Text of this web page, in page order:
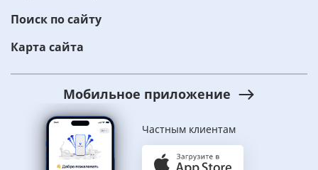
Поиск по сайту
Карта сайта
Мобильное приложение
Частным клиентам